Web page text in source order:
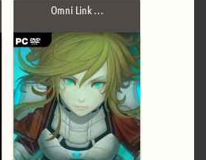
Omni Link …